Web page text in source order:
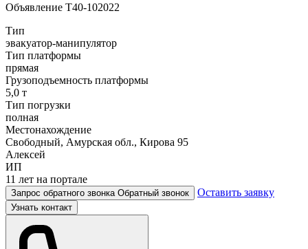
Объявление T40-102022
Тип
эвакуатор-манипулятор
Тип платформы
прямая
Грузоподъемность платформы
5,0 т
Тип погрузки
полная
Местонахождение
Свободный, Амурская обл., Кирова 95
Алексей
ИП
11 лет на портале
Запрос обратного звонка Обратный звонок Оставить заявку
Узнать контакт